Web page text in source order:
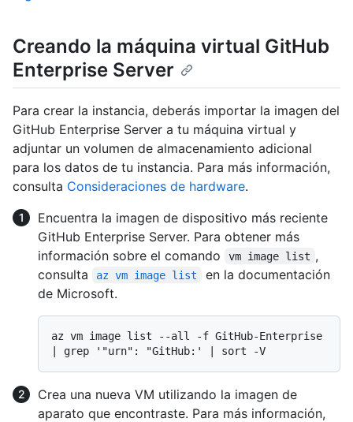
Creando la máquina virtual GitHub
Enterprise Server
Para crear la instancia, deberás importar la imagen del
GitHub Enterprise Server a tu máquina virtual y
adjuntar un volumen de almacenamiento adicional
para los datos de tu instancia. Para más información,
consulta Consideraciones de hardware.
Encuentra la imagen de dispositivo más reciente
GitHub Enterprise Server. Para obtener más
información sobre el comando
vm image list ,
consulta
az vm image list
en la documentación
de Microsoft.
az vm image list --all -f GitHub-Enterprise
Crea una nueva VM utilizando la imagen de
aparato que encontraste. Para más información,